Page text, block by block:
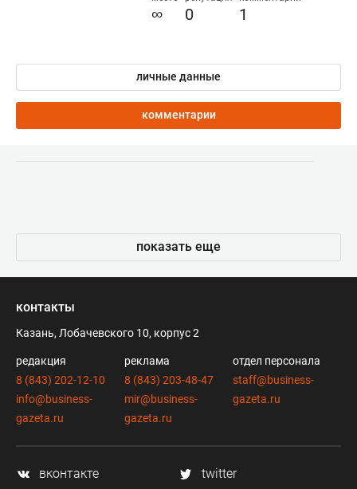
∞ 0 1
личные данные
комментарии
показать еще
контакты
Казань, Лобачевского 10, корпус 2
редакция
8 (843) 202-12-10
info@business-
gazeta.ru
реклама
8 (843) 203-48-47
mir@business-
gazeta.ru
отдел персонала
staff@business-
gazeta.ru
вконтакте
twitter